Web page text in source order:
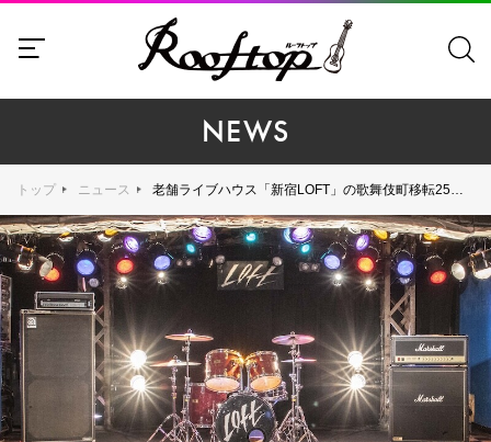
NEWS
トップ ニュース 老舗ライブハウス「新宿LOFT」の歌舞伎町移転25周年記念グッズとして、あの市松模様のステージがアクリルスタンドに！